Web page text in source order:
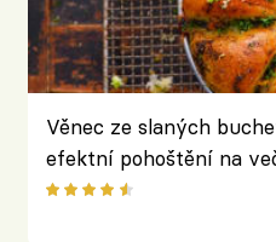
Věnec ze slaných
efektní pohoštění na